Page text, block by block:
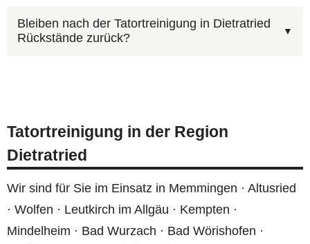
einzuschätzen und Ihnen schneller einen
realistischen Kostenvoranschlag zu erstellen.
Ja, wir erstellen grundsätzlich einen kostenfreien
Kostenvoranschlag, bevor wir mit der Arbeit
Kontaktformular.
Bleiben nach der Tatortreinigung in Dietratried
Rückstände zurück?
Materialien fachgerecht entsorgt und bei Bedarf
eine Geruchsneutralisation durchgeführt.
Tatortreinigung in der Region
Dietratried
Wir sind für Sie im Einsatz in Memmingen · Altusried
· Wolfen · Leutkirch im Allgäu · Kempten ·
Mindelheim · Bad Wurzach · Bad Wörishofen ·